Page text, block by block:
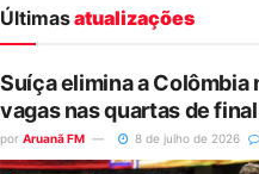
Últimasatualizações
Suíça elimina a Colômbia
vagas nas quartas de
por Aruanã FM 8 de julho de 2026